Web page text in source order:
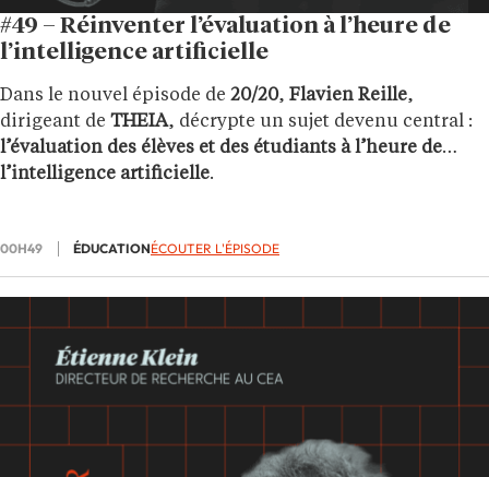
#49 – Réinventer l’évaluation à l’heure de
l’intelligence artificielle
Dans le nouvel épisode de 20/20, Flavien Reille,
dirigeant de THEIA, décrypte un sujet devenu central :
l’évaluation des élèves et des étudiants à l’heure de
l’intelligence artificielle.
00H49 ÉDUCATIONÉCOUTER L'ÉPISODE